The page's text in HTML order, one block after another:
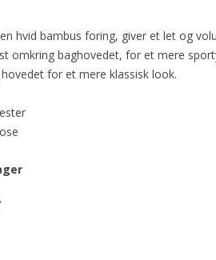
hvid bambus foring, giver et let og
omkring baghovedet, for et mere
for et mere klassisk look.